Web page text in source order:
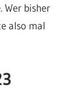
Wer bisher
also mal